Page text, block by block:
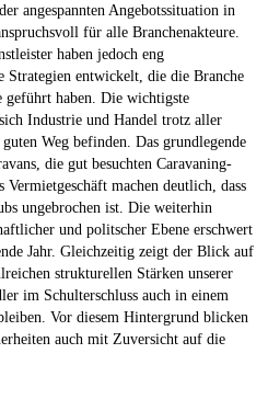
angespannten Angebotssituation in
für alle Branchenakteure.
haben jedoch eng
Strategien entwickelt, die die Branche
geführt haben. Die wichtigste
Industrie und Handel trotz aller
Weg befinden. Das grundlegende
die gut besuchten Caravaning-
machen deutlich, dass
ungebrochen ist. Die weiterhin
und politscher Ebene erschwert
Jahr. Gleichzeitig zeigt der Blick auf
strukturellen Stärken unserer
im Schulterschluss auch in einem
Vor diesem Hintergrund blicken
auch mit Zuversicht auf die